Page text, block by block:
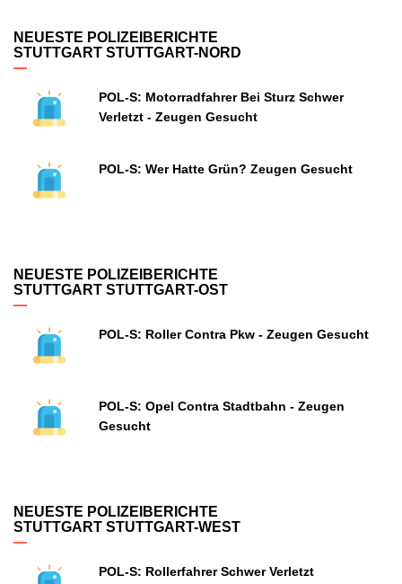
NEUESTE POLIZEIBERICHTE
STUTTGART STUTTGART-NORD
POL-S: Motorradfahrer Bei Sturz Schwer
Verletzt - Zeugen Gesucht
POL-S: Wer Hatte Grün? Zeugen Gesucht
NEUESTE POLIZEIBERICHTE
STUTTGART STUTTGART-OST
POL-S: Roller Contra Pkw - Zeugen Gesucht
POL-S: Opel Contra Stadtbahn - Zeugen
Gesucht
NEUESTE POLIZEIBERICHTE
STUTTGART STUTTGART-WEST
POL-S: Rollerfahrer Schwer Verletzt